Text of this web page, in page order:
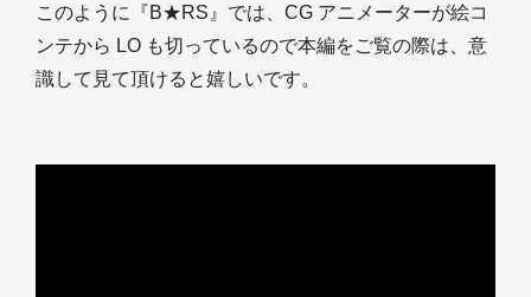
このように『B★RS』では、CG アニメーターが絵コ
ンテから LO も切っているので本編をご覧の際は、意
識して見て頂けると嬉しいです。